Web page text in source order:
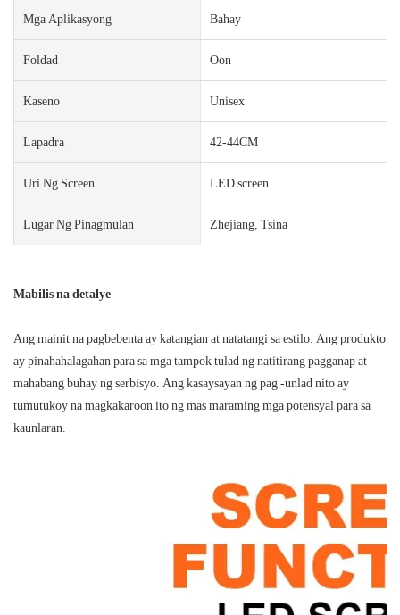
Mga Aplikasyong Bahay
Foldad Oon
Kaseno Unisex
Lapadra 42-44CM
Uri Ng Screen LED screen
Lugar Ng Pinagmulan Zhejiang, Tsina
Mabilis na detalye
Ang mainit na pagbebenta ay katangian at natatangi sa estilo. Ang produkto
ay pinahahalagahan para sa mga tampok tulad ng natitirang pagganap at
mahabang buhay ng serbisyo. Ang kasaysayan ng pag -unlad nito ay
tumutukoy na magkakaroon ito ng mas maraming mga potensyal para sa
kaunlaran.